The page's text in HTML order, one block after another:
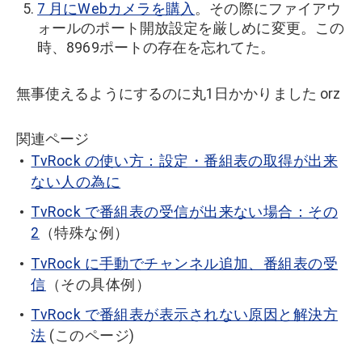
7 月にWebカメラを購入 。その際にファイアウ
ォールのポート開放設定を厳しめに変更。この
時、8969ポートの存在を忘れてた。
無事使えるようにするのに丸1日かかりました orz
関連ページ
TvRock の使い方：設定・番組表の取得が出来
ない人の為に
TvRock で番組表の受信が出来ない場合：その
2 （特殊な例）
TvRock に手動でチャンネル追加、番組表の受
信 （その具体例）
TvRock で番組表が表示されない原因と解決方
法 (このページ)